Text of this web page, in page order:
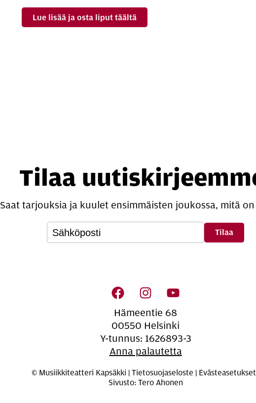
Lue lisää ja osta liput täältä
Tilaa
Saat tarjouksia ja kuulet ensimmäisten joukossa, mitä
Oheis­si­säl­lön na­vi­goin­ti
Hämeentie 68
00550 Helsinki
Y-tunnus: 1626893-3
Anna palautetta
© Musiikkiteatteri Kapsäkki | Tietosuojaseloste | Evästeasetukset
Sivusto: Tero Ahonen